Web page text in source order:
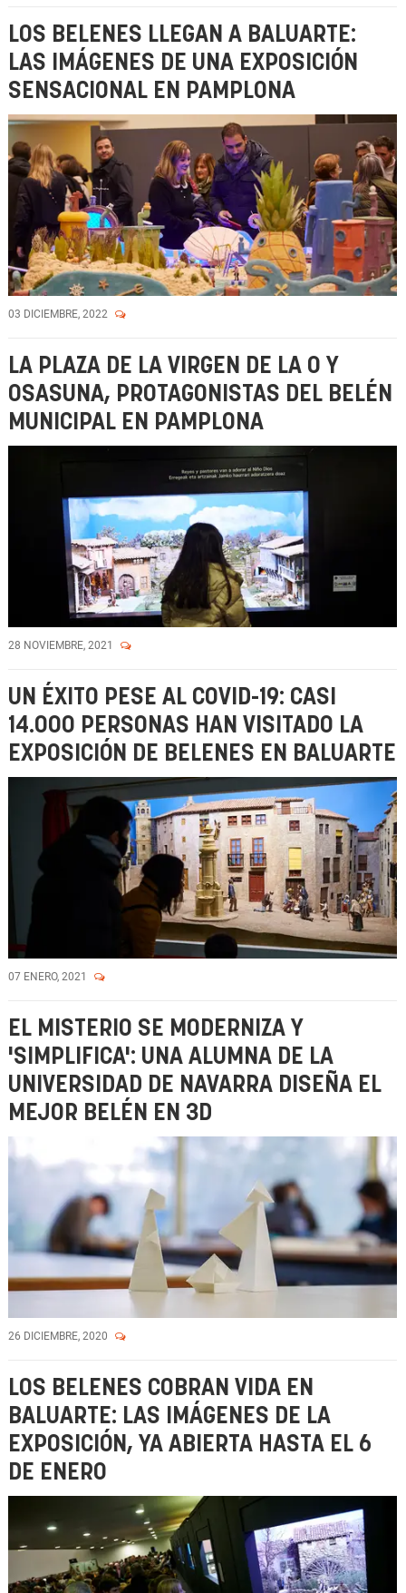
LOS BELENES LLEGAN A BALUARTE:
LAS IMÁGENES DE UNA EXPOSICIÓN
SENSACIONAL EN PAMPLONA
03 DICIEMBRE, 2022
LA PLAZA DE LA VIRGEN DE LA O Y
OSASUNA, PROTAGONISTAS DEL BELÉN
MUNICIPAL EN PAMPLONA
28 NOVIEMBRE, 2021
UN ÉXITO PESE AL COVID-19: CASI
14.000 PERSONAS HAN VISITADO LA
EXPOSICIÓN DE BELENES EN BALUARTE
07 ENERO, 2021
EL MISTERIO SE MODERNIZA Y
'SIMPLIFICA': UNA ALUMNA DE LA
UNIVERSIDAD DE NAVARRA DISEÑA EL
MEJOR BELÉN EN 3D
26 DICIEMBRE, 2020
LOS BELENES COBRAN VIDA EN
BALUARTE: LAS IMÁGENES DE LA
EXPOSICIÓN, YA ABIERTA HASTA EL 6
DE ENERO